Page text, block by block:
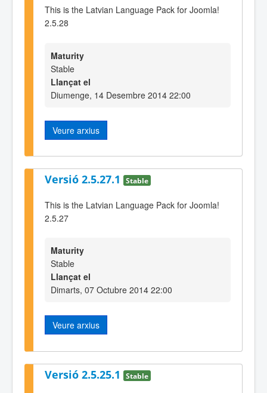
This is the Latvian Language Pack for Joomla!
2.5.28
Maturity
Stable
Llançat el
Diumenge, 14 Desembre 2014 22:00
Veure arxius
Versió 2.5.27.1 Stable
This is the Latvian Language Pack for Joomla!
2.5.27
Maturity
Stable
Llançat el
Dimarts, 07 Octubre 2014 22:00
Veure arxius
Versió 2.5.25.1 Stable